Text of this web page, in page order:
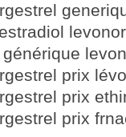
prix
prix
prix